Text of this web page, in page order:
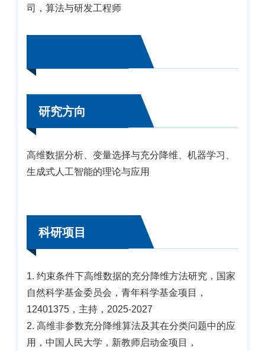
司，算法与研发工程师
研究方向
高维数据分析、变量选择与充分降维、机器学习、
生成式人工智能的理论与应用
科研项目
1. 约束条件下高维数据的充分降维方法研究，国家
自然科学基金委员会，青年科学基金项目，
12401375，主持，2025-2027
2. 高维非参数充分降维算法及其在分类问题中的应
用，中国人民大学，新教师启动金项目，